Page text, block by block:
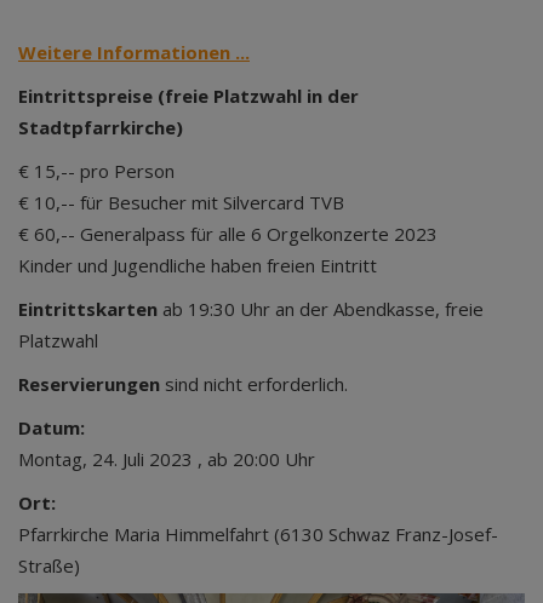
Weitere Informationen ...
Eintrittspreise (freie Platzwahl in der
Stadtpfarrkirche)
€ 15,-- pro Person
€ 10,-- für Besucher mit Silvercard TVB
€ 60,-- Generalpass für alle 6 Orgelkonzerte 2023
Kinder und Jugendliche haben freien Eintritt
Eintrittskarten ab 19:30 Uhr an der Abendkasse, freie
Platzwahl
Reservierungen sind nicht erforderlich.
Datum:
Montag, 24. Juli 2023 , ab 20:00 Uhr
Ort:
Pfarrkirche Maria Himmelfahrt (6130 Schwaz Franz-Josef-
Straße)